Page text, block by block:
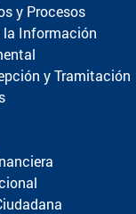
y Procesos
la Información
y Tramitación